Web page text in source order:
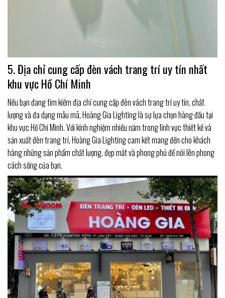
5. Địa chỉ cung cấp đèn vách trang trí uy tín nhất
khu vực Hồ Chí Minh
Nếu bạn đang tìm kiếm địa chỉ cung cấp đèn vách trang trí uy tín, chất
lượng và đa dạng mẫu mã, Hoàng Gia Lighting là sự lựa chọn hàng đầu tại
khu vực Hồ Chí Minh. Với kinh nghiệm nhiều năm trong lĩnh vực thiết kế và
sản xuất đèn trang trí, Hoàng Gia Lighting cam kết mang đến cho khách
hàng những sản phẩm chất lượng, đẹp mắt và phong phú để nói lên phong
cách sống của bạn.